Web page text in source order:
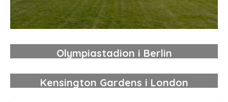
Olympiastadion i Berlin
Kensington Gardens i London